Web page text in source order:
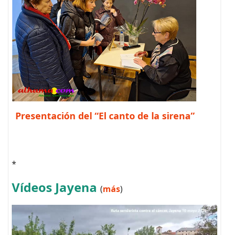
Presentación del “El canto de la sirena”
*
Vídeos Jayena (más)